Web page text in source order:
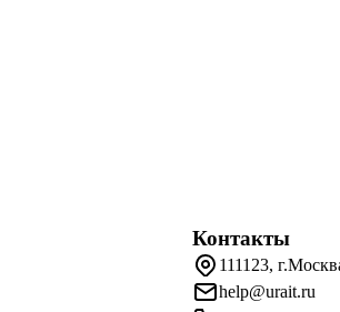
Контакты
111123,
help@urait.ru